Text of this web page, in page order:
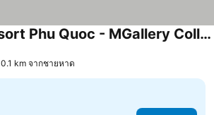
La Veranda Resort Phu Quoc - MGallery Collection
0.1 km จากชายหาด